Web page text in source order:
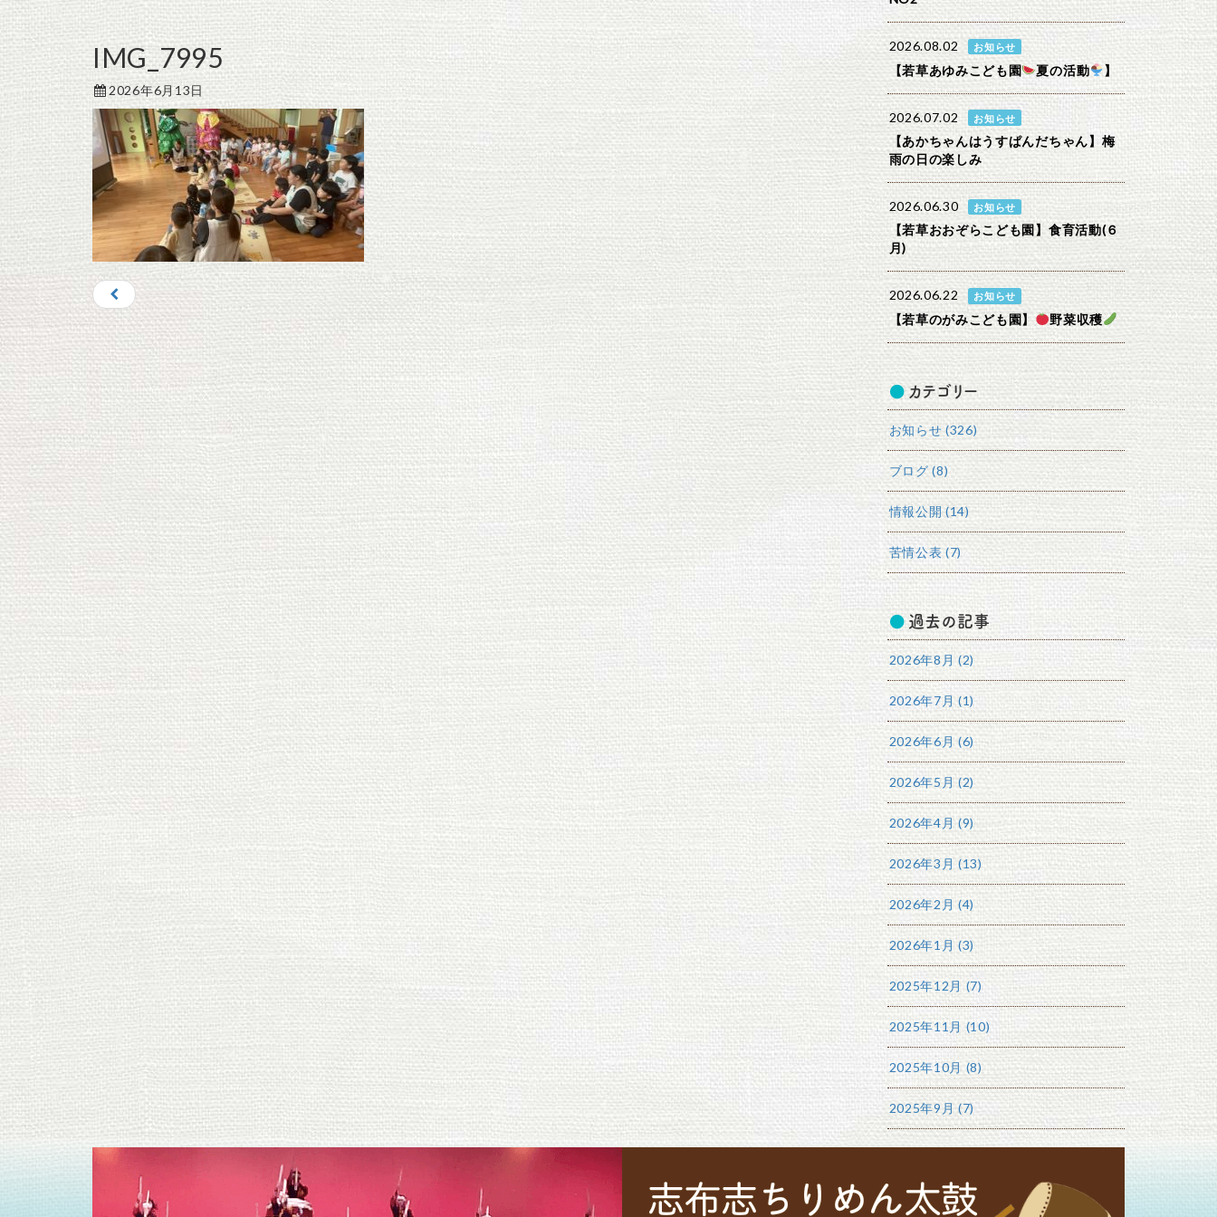
IMG_7995
2026年6月13日
2026.08.02 お知らせ
【若草あゆみこども園 夏の活動 】
2026.07.02 お知らせ
【あかちゃんはうすぱんだちゃん】梅
雨の日の楽しみ
2026.06.30 お知らせ
【若草おおぞらこども園】食育活動(６
月)
2026.06.22 お知らせ
【若草のがみこども園】 野菜収穫
カテゴリー
お知らせ (326)
ブログ (8)
情報公開 (14)
苦情公表 (7)
過去の記事
2026年8月 (2)
2026年7月 (1)
2026年6月 (6)
2026年5月 (2)
2026年4月 (9)
2026年3月 (13)
2026年2月 (4)
2026年1月 (3)
2025年12月 (7)
2025年11月 (10)
2025年10月 (8)
2025年9月 (7)